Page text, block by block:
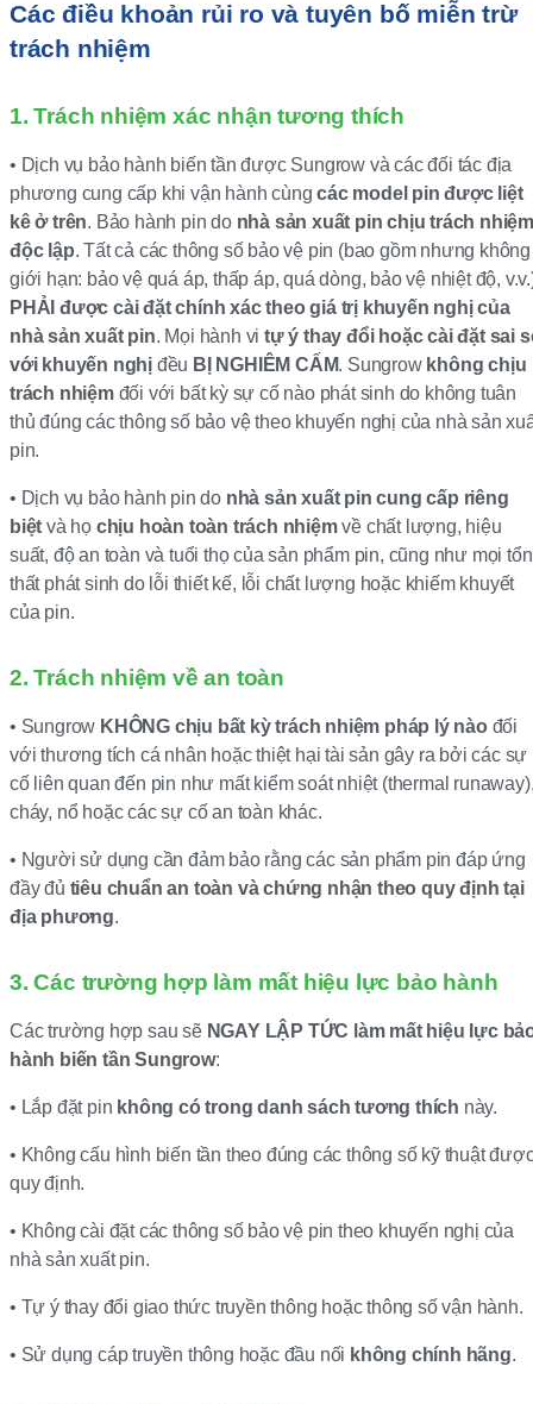
Các điều khoản rủi ro và tuyên bố miễn trừ
trách nhiệm
1. Trách nhiệm xác nhận tương thích
• Dịch vụ bảo hành biến tần được Sungrow và các đối tác địa
phương cung cấp khi vận hành cùngcác model pin được liệt
kê ở trên. Bảo hành pin do nhà sản xuất pin chịu trách
độc lập. Tất cả các thông số bảo vệ pin (bao gồm nhưng không
giới hạn: bảo vệ quá áp, thấp áp, quá dòng, bảo vệ nhiệt độ,
PHẢI được cài đặt chính xác theo giá trị khuyến nghị của
nhà sản xuất pin. Mọi hành vitự ý thay đổi hoặc cài đặt sai
với khuyến nghị đều BỊ NGHIÊM CẤM. Sungrow không chịu
trách nhiệmđối với bất kỳ sự cố nào phát sinh do không tuân
thủ đúng các thông số bảo vệ theo khuyến nghị của nhà sản
pin.
• Dịch vụ bảo hành pin do nhà sản xuất pin cung cấp riêng
biệt và họ chịu hoàn toàn trách nhiệmvề chất lượng, hiệu
suất, độ an toàn và tuổi thọ của sản phẩm pin, cũng như mọi tổn
thất phát sinh do lỗi thiết kế, lỗi chất lượng hoặc khiếm khuyết
của pin.
2. Trách nhiệm về an toàn
• Sungrow KHÔNG chịu bất kỳ trách nhiệm pháp lý nàođối
với thương tích cá nhân hoặc thiệt hại tài sản gây ra bởi các sự
cố liên quan đến pin như mất kiểm soát nhiệt (thermal
cháy, nổ hoặc các sự cố an toàn khác.
• Người sử dụng cần đảm bảo rằng các sản phẩm pin đáp ứng
đầy đủ tiêu chuẩn an toàn và chứng nhận theo quy định tại
địa phương.
3. Các trường hợp làm mất hiệu lực bảo hành
Các trường hợp sau sẽ NGAY LẬP TỨC làm mất hiệu lực
hành biến tần Sungrow:
• Lắp đặt pin không có trong danh sách tương thích này.
• Không cấu hình biến tần theo đúng các thông số kỹ thuật
quy định.
• Không cài đặt các thông số bảo vệ pin theo khuyến nghị của
nhà sản xuất pin.
• Tự ý thay đổi giao thức truyền thông hoặc thông số vận hành.
• Sử dụng cáp truyền thông hoặc đầu nối không chính hãng.